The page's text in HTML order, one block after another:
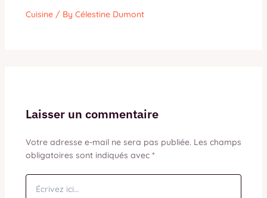
Cuisine/ By Célestine Dumont
Laisser un commentaire
Votre adresse e-mail ne sera pas publiée. Les champs
obligatoires sont indiqués avec *
Écrivez
ici…